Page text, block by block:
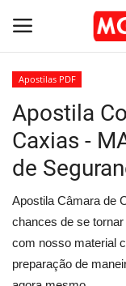
Home
Apostilas PDF
Apostila Impressa
Combo Apostilas
Apostilas PDF
Apostila
Caxias -
de
Apostila Câmara de
chances de se
com nosso material
preparação de